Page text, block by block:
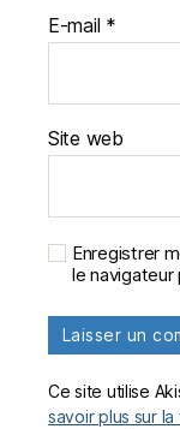
E-mail *
Site web
Enregistrer
le navigateur
Ce site utilise
savoir plus sur